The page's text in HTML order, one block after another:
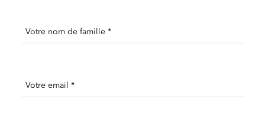
Votre nom de famille *
Votre email *